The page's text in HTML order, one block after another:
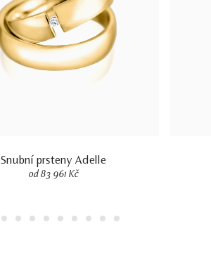
Snubní prsteny Adelle
od 83 961 Kč
2 3 4 5 6 7 8 9 10